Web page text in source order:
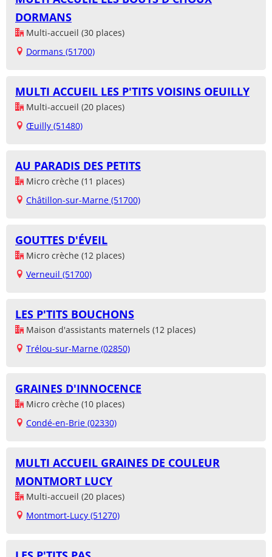
DORMANS
Multi-accueil (30 places)
Dormans (51700)
MULTI ACCUEIL LES P'TITS VOISINS OEUILLY
Multi-accueil (20 places)
Œuilly (51480)
AU PARADIS DES PETITS
Micro crèche (11 places)
Châtillon-sur-Marne (51700)
GOUTTES D'ÉVEIL
Micro crèche (12 places)
Verneuil (51700)
LES P'TITS BOUCHONS
Maison d'assistants maternels (12 places)
Trélou-sur-Marne (02850)
GRAINES D'INNOCENCE
Micro crèche (10 places)
Condé-en-Brie (02330)
MULTI ACCUEIL GRAINES DE COULEUR
MONTMORT LUCY
Multi-accueil (20 places)
Montmort-Lucy (51270)